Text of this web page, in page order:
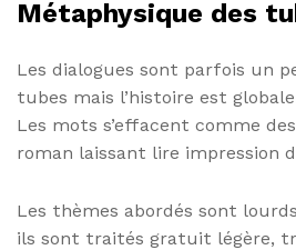
Métaphysique des
Les dialogues sont parfois un
tubes mais l’histoire est
Les mots s’effacent comme
roman laissant lire impression
Les thèmes abordés sont
ils sont traités gratuit légère,